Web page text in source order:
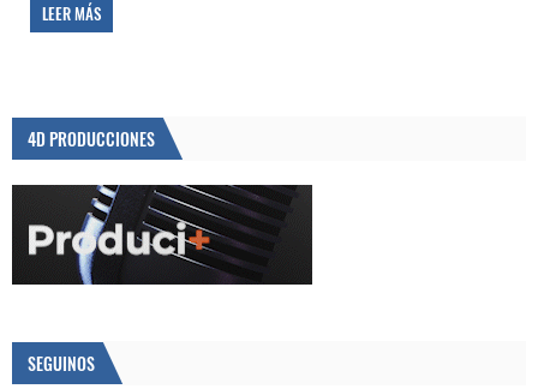
LEER MÁS
4D PRODUCCIONES
SEGUINOS